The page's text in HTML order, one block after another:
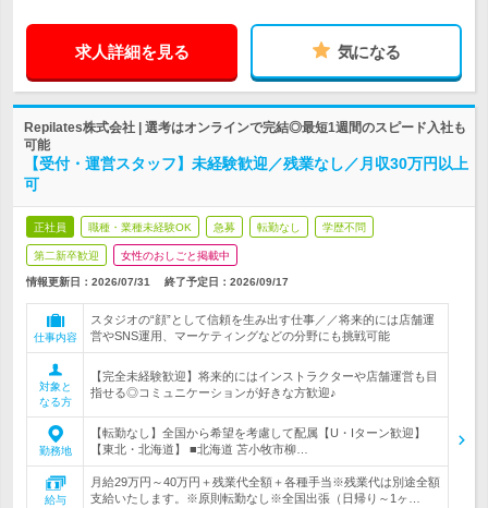
求人詳細を見る 気になる
Repilates株式会社 | 選考はオンラインで完結◎最短1週間のスピード入社も
可能
【受付・運営スタッフ】未経験歓迎／残業なし／月収30万円以上
可
正社員 職種・業種未経験OK 急募 転勤なし 学歴不問
第二新卒歓迎 女性のおしごと掲載中
情報更新日：2026/07/31 終了予定日： 2026/09/17
仕事内容
スタジオの“顔”として信頼を生み出す仕事／／将来的には店舗運
営やSNS運用、マーケティングなどの分野にも挑戦可能
対象と
なる方
【完全未経験歓迎】将来的にはインストラクターや店舗運営も目
指せる◎コミュニケーションが好きな方歓迎♪
勤務地
【転勤なし】全国から希望を考慮して配属【U・Iターン歓迎】
【東北・北海道】 ■北海道 苫小牧市柳…
給与
月給29万円～40万円＋残業代全額＋各種手当※残業代は別途全額
支給いたします。※原則転勤なし※全国出張（日帰り～1ヶ…